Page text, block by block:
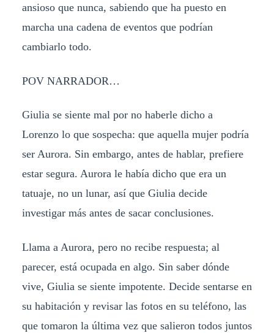
ansioso que nunca, sabiendo que ha puesto en
marcha una cadena de eventos que podrían
cambiarlo todo.
POV NARRADOR…
Giulia se siente mal por no haberle dicho a
Lorenzo lo que sospecha: que aquella mujer podría
ser Aurora. Sin embargo, antes de hablar, prefiere
estar segura. Aurora le había dicho que era un
tatuaje, no un lunar, así que Giulia decide
investigar más antes de sacar conclusiones.
Llama a Aurora, pero no recibe respuesta; al
parecer, está ocupada en algo. Sin saber dónde
vive, Giulia se siente impotente. Decide sentarse en
su habitación y revisar las fotos en su teléfono, las
que tomaron la última vez que salieron todos juntos